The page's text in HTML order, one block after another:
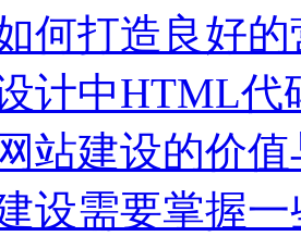
何打造良好
计中HTML代
站建设的价
设需要掌握